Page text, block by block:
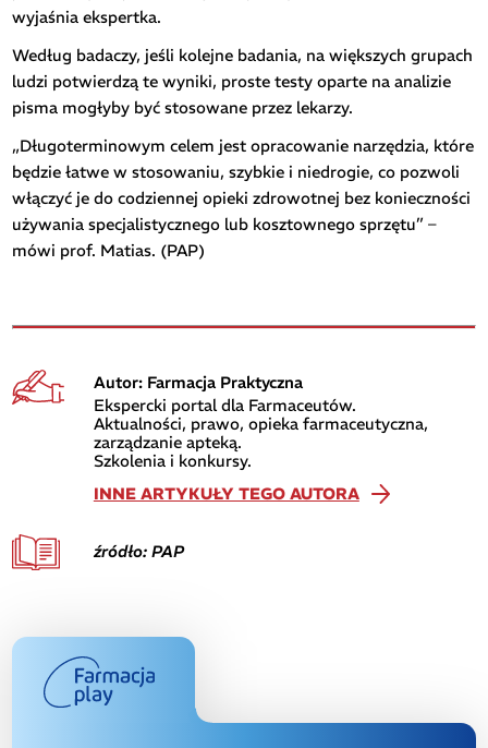
wyjaśnia ekspertka.
Według badaczy, jeśli kolejne badania, na większych grupach
ludzi potwierdzą te wyniki, proste testy oparte na analizie
pisma mogłyby być stosowane przez lekarzy.
„Długoterminowym celem jest opracowanie narzędzia, które
będzie łatwe w stosowaniu, szybkie i niedrogie, co pozwoli
włączyć je do codziennej opieki zdrowotnej bez konieczności
używania specjalistycznego lub kosztownego sprzętu” –
mówi prof. Matias. (PAP)
Autor: Farmacja Praktyczna
Ekspercki portal dla Farmaceutów.
Aktualności, prawo, opieka farmaceutyczna,
zarządzanie apteką.
Szkolenia i konkursy.
INNE ARTYKUŁY TEGO AUTORA
źródło: PAP